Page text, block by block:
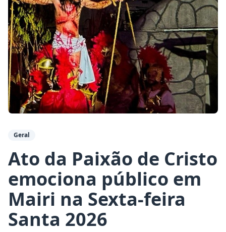
Geral
Ato da Paixão de Cristo
emociona público em
Mairi na Sexta-feira
Santa 2026